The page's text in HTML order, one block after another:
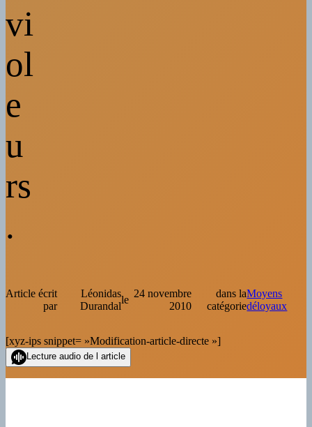
vi
ol
e
u
rs
.
Article écrit
par
Léonidas
Durandal
le
24 novembre
2010
dans la
catégorie
Moyens
déloyaux
[xyz-ips snippet= »Modification-article-directe »]
Lecture audio de l article